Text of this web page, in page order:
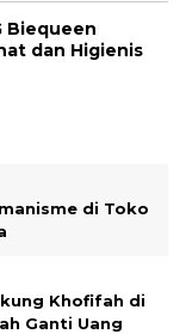
Biequeen
dan Higienis
di Toko
Khofifah di
Ganti Uang